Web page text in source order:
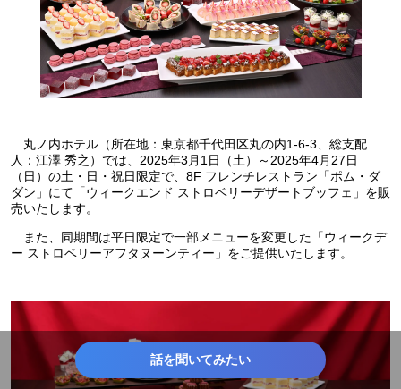
丸ノ内ホテル（所在地：東京都千代田区丸の内1-6-3、総支配
人：江澤 秀之）では、2025年3月1日（土）～2025年4月27日
（日）の土・日・祝日限定で、8F フレンチレストラン「ポム・ダ
ダン」にて「ウィークエンド ストロベリーデザートブッフェ」を販
売いたします。
また、同期間は平日限定で一部メニューを変更した「ウィークデ
ー ストロベリーアフタヌーンティー」をご提供いたします。
話を聞いてみたい